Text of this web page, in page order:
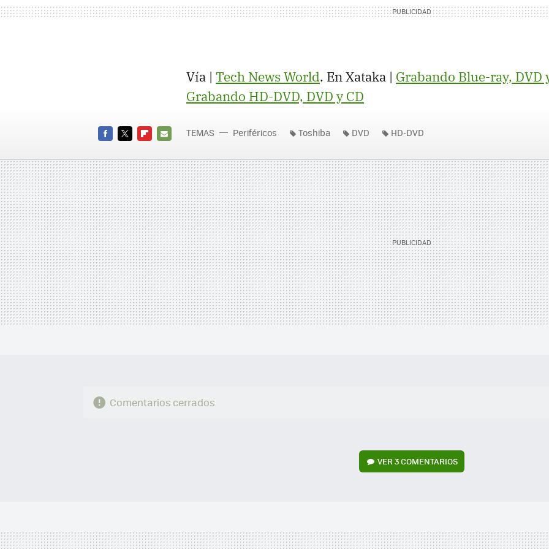
Vía | Tech News World. En Xataka | Grabando Blue-ray, DVD
Grabando HD-DVD, DVD y CD
MAIL
TEMAS Periféricos Toshiba DVD HD-DVD
Comentarios cerrados
VER3 COMENTARIOS